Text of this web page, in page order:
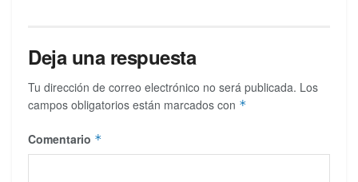
Deja una respuesta
Tu dirección de correo electrónico no será publicada. Los
campos obligatorios están marcados con *
Comentario *